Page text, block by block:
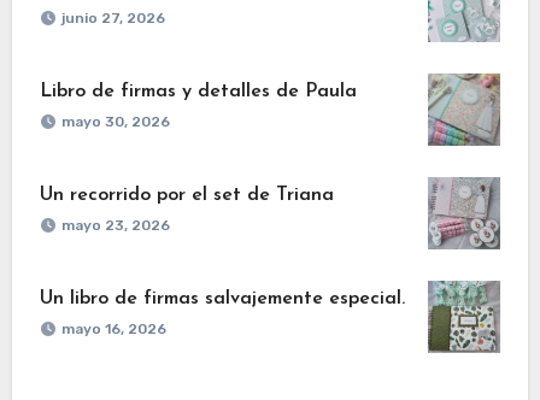
junio 27, 2026
Libro de firmas y detalles de Paula
mayo 30, 2026
Un recorrido por el set de Triana
mayo 23, 2026
Un libro de firmas salvajemente especial.
mayo 16, 2026